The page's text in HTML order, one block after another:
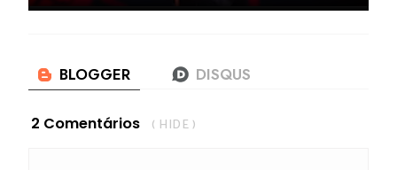
2 Comentários ( HIDE )